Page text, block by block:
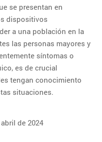
se presentan en
dispositivos
a una población en la
las personas mayores y
síntomas o
es de crucial
tengan conocimiento
situaciones.
de 2024